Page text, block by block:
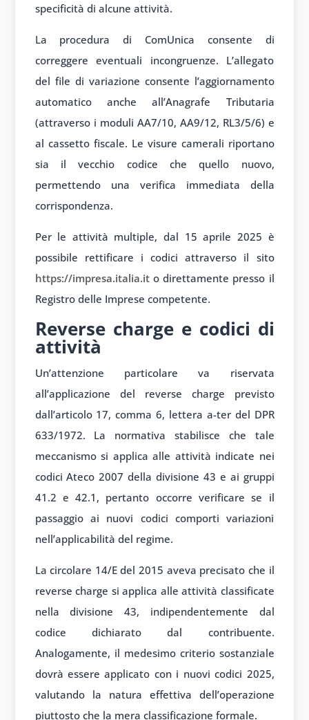
specificità di alcune attività.
La procedura di ComUnica consente di
correggere eventuali incongruenze. L’allegato
del file di variazione consente l’aggiornamento
automatico anche all’Anagrafe Tributaria
(attraverso i moduli AA7/10, AA9/12, RL3/5/6) e
al cassetto fiscale. Le visure camerali riportano
sia il vecchio codice che quello nuovo,
permettendo una verifica immediata della
corrispondenza.
Per le attività multiple, dal 15 aprile 2025 è
possibile rettificare i codici attraverso il sito
https://impresa.italia.ito direttamente presso il
Registro delle Imprese competente.
Reverse charge e codici di
attività
Un’attenzione particolare va riservata
all’applicazione del reverse charge previsto
dall’articolo 17, comma 6, lettera a-ter del DPR
633/1972. La normativa stabilisce che tale
meccanismo si applica alle attività indicate nei
codici Ateco 2007 della divisione 43 e ai gruppi
41.2 e 42.1, pertanto occorre verificare se il
passaggio ai nuovi codici comporti variazioni
nell’applicabilità del regime.
La circolare 14/E del 2015 aveva precisato che il
reverse charge si applica alle attività classificate
nella divisione 43, indipendentemente dal
codice dichiarato dal contribuente.
Analogamente, il medesimo criterio sostanziale
dovrà essere applicato con i nuovi codici 2025,
valutando la natura effettiva dell’operazione
piuttosto che la mera classificazione formale.